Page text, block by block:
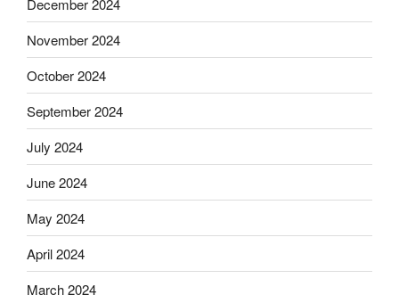
December 2024
November 2024
October 2024
September 2024
July 2024
June 2024
May 2024
April 2024
March 2024